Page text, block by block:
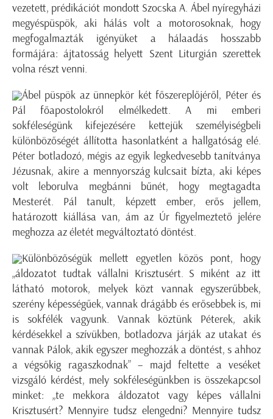
vezetett, prédikációt mondott Szocska A. Ábel nyíregyházi
megyéspüspök, aki hálás volt a motorosoknak, hogy
megfogalmazták igényüket a hálaadás hosszabb
formájára: ájtatosság helyett Szent Liturgián szerettek
volna részt venni.
Ábel püspök az ünnepkör két főszereplőjéről, Péter és
Pál főapostolokról elmélkedett. A mi emberi
sokféleségünk kifejezésére kettejük személyiségbeli
különbözőségét állította hasonlatként a hallgatóság elé.
Péter botladozó, mégis az egyik legkedvesebb tanítványa
Jézusnak, akire a mennyország kulcsait bízta, aki képes
volt leborulva megbánni bűnét, hogy megtagadta
Mesterét. Pál tanult, képzett ember, erős jellem,
határozott kiállása van, ám az Úr figyelmeztető jelére
meghozza az életét megváltoztató döntést.
Különbözőségük mellett egyetlen közös pont, hogy
„áldozatot tudtak vállalni Krisztusért. S miként az itt
látható motorok, melyek közt vannak egyszerűbbek,
szerény képességűek, vannak drágább és erősebbek is, mi
is sokfélék vagyunk. Vannak köztünk Péterek, akik
kérdésekkel a szívükben, botladozva járják az utakat és
vannak Pálok, akik egyszer meghozzák a döntést, s ahhoz
a végsőkig ragaszkodnak” – majd feltette a veséket
vizsgáló kérdést, mely sokféleségünkben is összekapcsol
minket: „te mekkora áldozatot vagy képes vállalni
Krisztusért? Mennyire tudsz elengedni? Mennyire tudsz